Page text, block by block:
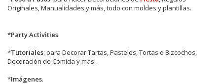
Originales, Manualidades y más, todo con moldes y plantillas.
*Party Activities.
*Tutoriales: para Decorar Tartas, Pasteles, Tortas o Bizcochos,
Decoración de Comida y más.
*Imágenes.